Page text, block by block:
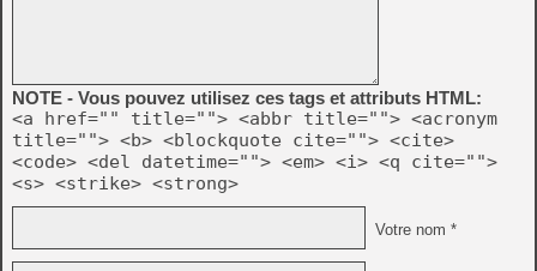
NOTE - Vous pouvez utilisez ces tags et attributs HTML:
<a href="" title=""> <abbr title=""> <acronym
title=""> <b> <blockquote cite=""> <cite>
<code> <del datetime=""> <em> <i> <q cite="">
<s> <strike> <strong>
Votre nom *